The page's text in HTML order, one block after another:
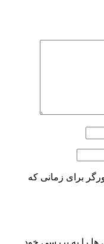
برای زمانی که
ها را به بررسی خود